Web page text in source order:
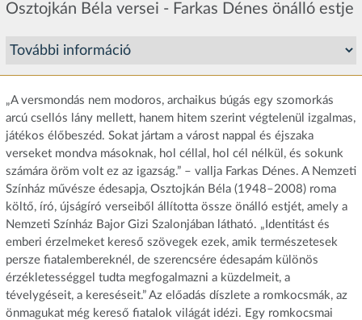
Osztojkán Béla versei - Farkas Dénes önálló estje
„A versmondás nem modoros, archaikus búgás egy szomorkás
arcú csellós lány mellett, hanem hitem szerint végtelenül izgalmas,
játékos élőbeszéd. Sokat jártam a várost nappal és éjszaka
verseket mondva másoknak, hol céllal, hol cél nélkül, és sokunk
számára öröm volt ez az igazság.” – vallja Farkas Dénes. A Nemzeti
Színház művésze édesapja, Osztojkán Béla (1948–2008) roma
költő, író, újságíró verseiből állította össze önálló estjét, amely a
Nemzeti Színház Bajor Gizi Szalonjában látható. „Identitást és
emberi érzelmeket kereső szövegek ezek, amik természetesek
persze fiatalembereknél, de szerencsére édesapám különös
érzékletességgel tudta megfogalmazni a küzdelmeit, a
tévelygéseit, a kereséseit.” Az előadás díszlete a romkocsmák, az
önmagukat még kereső fiatalok világát idézi. Egy romkocsmai